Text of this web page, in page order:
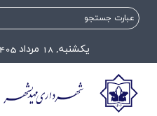
يکشنبه, 18 مرداد 1405